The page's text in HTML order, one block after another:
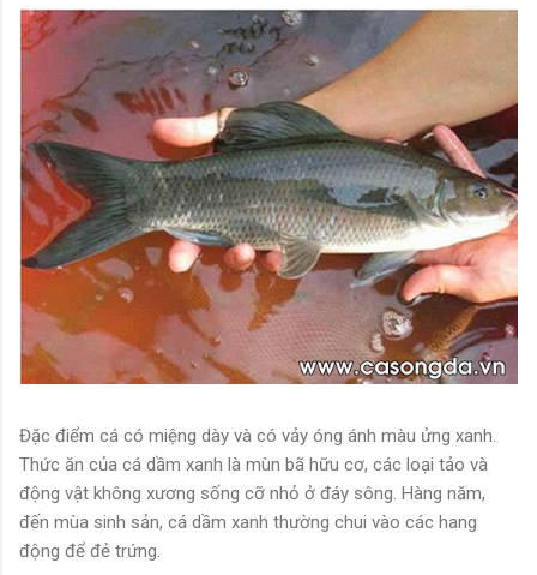
Đặc điểm cá có miệng dày và có vảy óng ánh màu ửng xanh.
Thức ăn của cá dầm xanh là mùn bã hữu cơ, các loại tảo và
động vật không xương sống cỡ nhỏ ở đáy sông. Hàng năm,
đến mùa sinh sản, cá dầm xanh thường chui vào các hang
động để đẻ trứng.